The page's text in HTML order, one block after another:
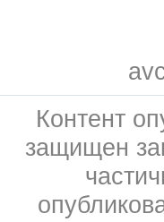
Контент
защищен